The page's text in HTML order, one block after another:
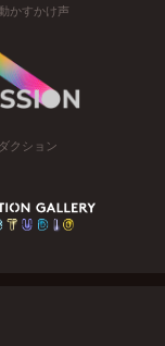
かすかけ声
クション